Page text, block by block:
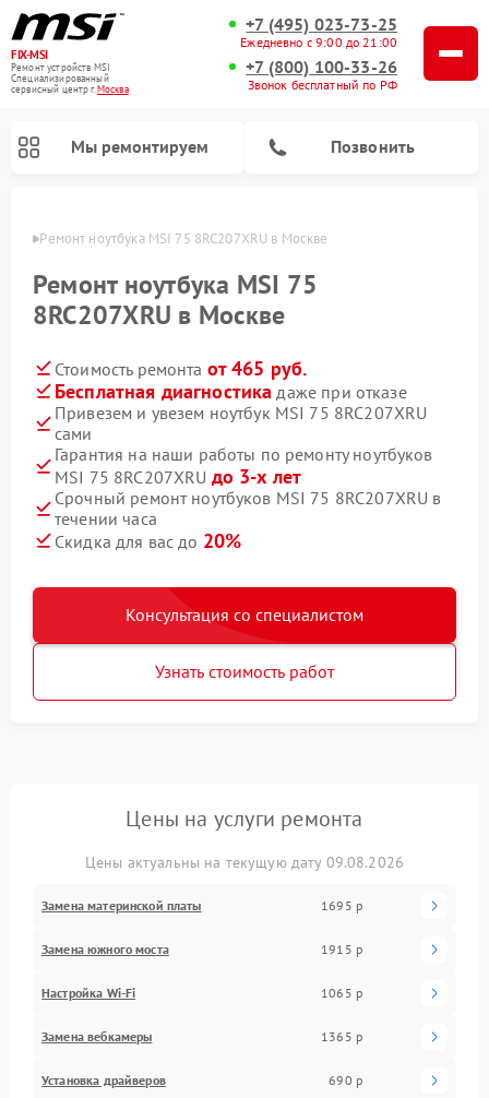
FIX-MSI
Ремонт устройств MSI
Специализированный
cервисный центр г.Москва
+7 (495) 023-73-25
Ежедневно с 9:00 до 21:00
+7 (800) 100-33-26
Звонок бесплатный по РФ
Мы ремонтируем Позвонить
Ремонт ноутбука MSI 75 8RC207XRU в Москве
Ремонт ноутбука MSI 75
8RC207XRU в Москве
Стоимость ремонта от 465 руб.
Бесплатная диагностика даже при отказе
Привезем и увезем ноутбук MSI 75 8RC207XRU
сами
Гарантия на наши работы по ремонту ноутбуков
MSI 75 8RC207XRU до 3-х лет
Срочный ремонт ноутбуков MSI 75 8RC207XRU в
течении часа
Скидка для вас до 20%
Консультация со специалистом
Узнать стоимость работ
Цены на услуги ремонта
Цены актуальны на текущую дату 09.08.2026
Замена материнской платы 1695 р
Замена южного моста 1915 р
Настройка Wi-Fi 1065 р
Замена вебкамеры 1365 р
Установка драйверов 690 р